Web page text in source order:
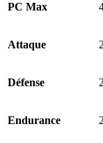
PC Max
Attaque
Défense
Endurance